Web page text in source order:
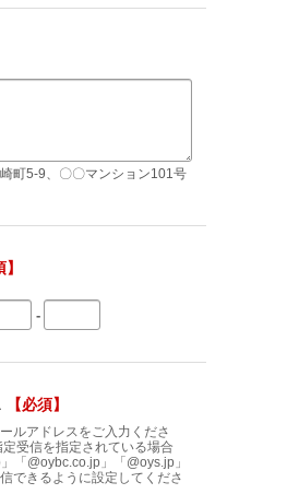
町5-9、〇〇マンション101号
-
【必須】
ルアドレスをご入力くださ
受信を指定されている場合
「@oybc.co.jp」「@oys.jp」
できるように設定してくださ